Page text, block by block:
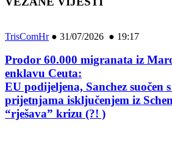
TrisComHr● 31/07/2026 ● 19:17
Prodor 60.000 migranata iz
enklavu Ceuta:
EU podijeljena, Sanchez suočen
prijetnjama isključenjem iz
“rješava” krizu (?! )